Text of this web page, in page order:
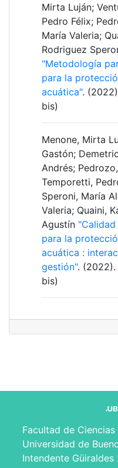
Mirta Luján;
Pedro Félix;
María Valeria;
Rodriguez
"Metodología
para la
acuática".
bis)
Menone, Mirta
Gastón;
Andrés;
Temporetti,
Speroni, María
Valeria; Quaini,
Agustín
para la
acuática :
gestión". (2022).
bis)
Facultad de
Universidad de
Intendente